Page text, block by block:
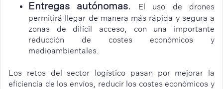
Entregas autónomas.
El uso de drones
permitirá llegar de manera más rápida y segura a
zonas de difícil acceso, con una importante
reducción de costes económicos y
medioambientales.
Los retos del sector logístico pasan por mejorar la
eficiencia de los envíos, reducir los costes económicos y